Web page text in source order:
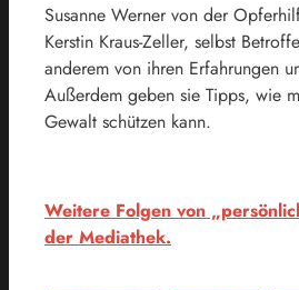
Susanne Werner von der
Kerstin Kraus-Zeller, selbst
anderem von ihren Erfahrungen
Außerdem geben sie Tipps, wie
Gewalt schützen kann.
Weitere Folgen von
der Mediathek.